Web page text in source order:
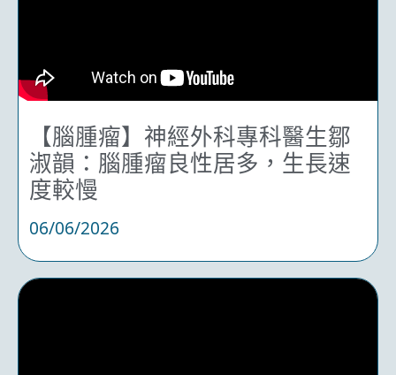
【腦腫瘤】神經外科專科醫生鄒
淑韻：腦腫瘤良性居多，生長速
度較慢
06/06/2026